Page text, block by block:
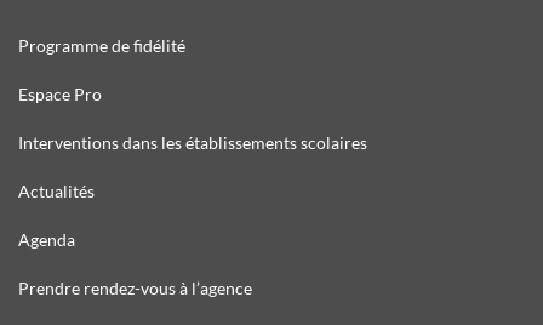
Programme de fidélité
Espace Pro
Interventions dans les établissements scolaires
Actualités
Agenda
Prendre rendez-vous à l’agence